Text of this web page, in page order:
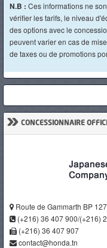
N.B : Ces informations ne
vérifier les tarifs, le niveau
des options avec le
peuvent varier en cas de
de taxes ou de promotions
» CONCESSIONNAIRE
Route de Gammarth BP
(+216) 36 407 900/(+216)
(+216) 36 407 907
contact@honda.tn